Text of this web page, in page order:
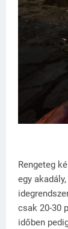
Rengeteg
egy
csak 20-30
időben